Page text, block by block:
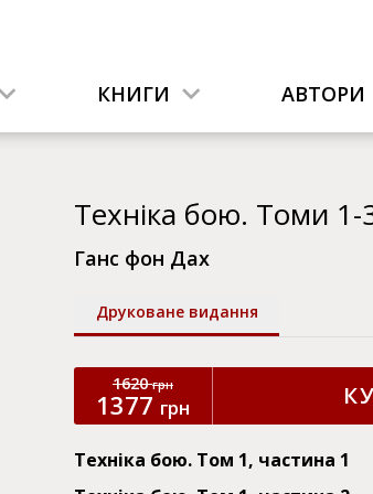
КНИГИ АВТОРИ
Техніка бою. Томи
Ганс фон Дах
Друковане видання
1620грн
1377 грн
Техніка бою. Том 1, частина 1